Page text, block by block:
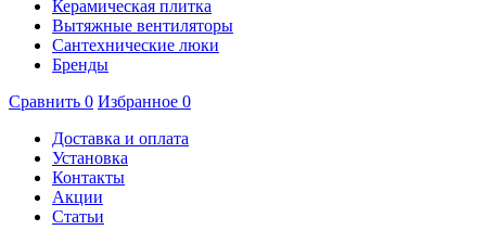
Керамическая плитка
Вытяжные вентиляторы
Сантехнические люки
Бренды
Сравнить 0 Избранное 0
Доставка и оплата
Установка
Контакты
Акции
Статьи